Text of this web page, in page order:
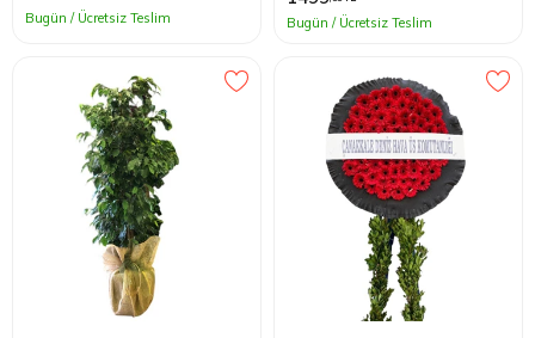
Bugün / Ücretsiz Teslim Bugün / Ücretsiz Teslim